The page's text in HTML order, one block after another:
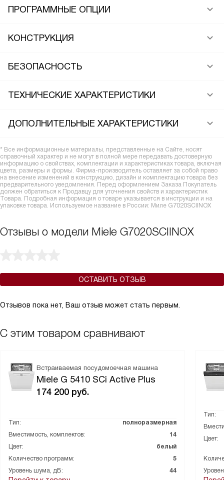
ПРОГРАММНЫЕ ОПЦИИ
КОНСТРУКЦИЯ
БЕЗОПАСНОСТЬ
ТЕХНИЧЕСКИЕ ХАРАКТЕРИСТИКИ
ДОПОЛНИТЕЛЬНЫЕ ХАРАКТЕРИСТИКИ
* Все информационные материалы, представленные на Сайте, носят
справочный характер и не могут в полной мере передавать достоверную
информацию о свойствах, комплектации и характеристиках товара, включая
цвета, размеры и формы. Фирма-производитель оставляет за собой право
на внесение изменений в конструкцию, дизайн и комплектацию товара без
предварительного уведомления. Перед оформлением Заказа Покупатель
должен обратиться к Продавцу для уточнения свойств и характеристик
Товара. Подробная информация о товаре указывается в инструкции и на
упаковке товара. Используемое название в России: Миле G7020SCIINOX
Отзывы о модели Miele G7020SCIINOX
ОСТАВИТЬ ОТЗЫВ
Отзывов пока нет, Ваш отзыв может стать первым.
С этим товаром сравнивают
Встраиваемая посудомоечная машина
Miele G 5410 SCi Active Plus
174 200 руб.
Тип:
полноразмерная
Вместимость, комплектов:
14
Цвет:
белый
Количество программ:
5
Уровень шума, дБ:
44
Тип:
Цвет: